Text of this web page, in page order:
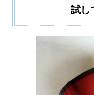
試し